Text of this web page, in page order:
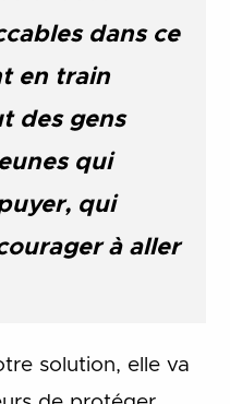
dans ce
en train
des gens
qui
qui
à aller
solution, elle va